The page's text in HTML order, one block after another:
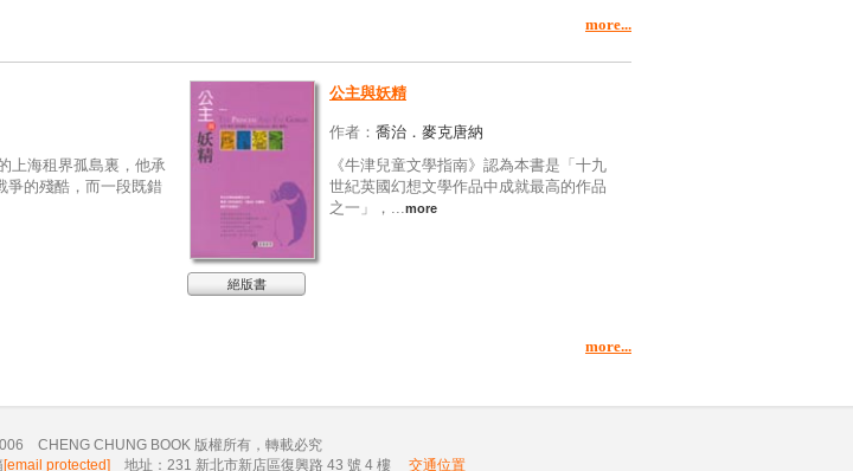
more...
上海租界孤島裏，他承
爭的殘酷，而一段既錯
公主與妖精
作者： 喬治．麥克唐納
《牛津兒童文學指南》認為本書是「十九
世紀英國幻想文學作品中成就最高的作品
之一」，...more
絕版書
more...
CHENG CHUNG BOOK 版權所有，轉載必究
[email protected] 地址：231 新北市新店區復興路 43 號 4 樓 交通位置